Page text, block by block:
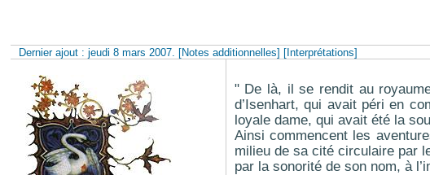
Dernier ajout : jeudi 8 mars 2007. [Notes additionnelles] [Interprétations]
" De là, il se rendit au
d’Isenhart, qui avait péri en
loyale dame, qui avait été la
Ainsi commencent les
milieu de sa cité circulaire par
par la sonorité de son nom, à